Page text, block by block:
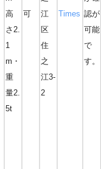
高
さ2.
1
m・
重
量2.
5t
可
江
区
住
之
江3-
2
Times 認が
可能
で
す。